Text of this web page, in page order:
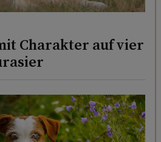
Charakter auf vier